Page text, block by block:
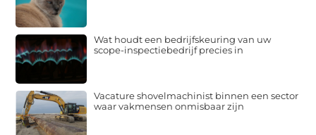
Wat houdt een bedrijfskeuring van uw
scope-inspectiebedrijf precies in
Vacature shovelmachinist binnen een sector
waar vakmensen onmisbaar zijn